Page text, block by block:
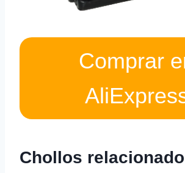
Comprar
Chollos